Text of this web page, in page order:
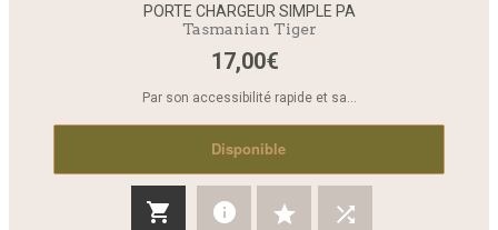
PORTE CHARGEUR SIMPLE PA
Tasmanian Tiger
17,00€
Par son accessibilité rapide et sa...
Disponible